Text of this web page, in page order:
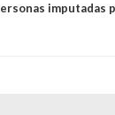
imputadas